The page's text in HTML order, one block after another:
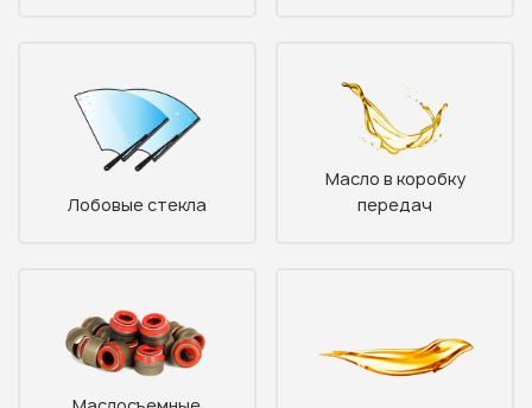
Узнать стоимость
Лобовые стекла
Масло в коробку
передач